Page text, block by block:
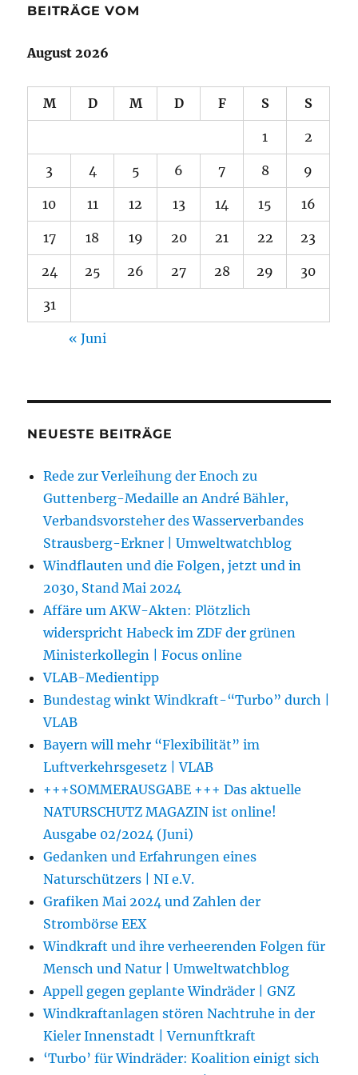
BEITRÄGE VOM
August 2026
M D M D F S S
1 2
3 4 5 6 7 8 9
10 11 12 13 14 15 16
17 18 19 20 21 22 23
24 25 26 27 28 29 30
31
« Juni
NEUESTE BEITRÄGE
Rede zur Verleihung der Enoch zu
Guttenberg-Medaille an André Bähler,
Verbandsvorsteher des Wasserverbandes
Strausberg-Erkner | Umweltwatchblog
Windflauten und die Folgen, jetzt und in
2030, Stand Mai 2024
Affäre um AKW-Akten: Plötzlich
widerspricht Habeck im ZDF der grünen
Ministerkollegin | Focus online
VLAB-Medientipp
Bundestag winkt Windkraft-“Turbo” durch |
VLAB
Bayern will mehr “Flexibilität” im
Luftverkehrsgesetz | VLAB
+++SOMMERAUSGABE +++ Das aktuelle
NATURSCHUTZ MAGAZIN ist online!
Ausgabe 02/2024 (Juni)
Gedanken und Erfahrungen eines
Naturschützers | NI e.V.
Grafiken Mai 2024 und Zahlen der
Strombörse EEX
Windkraft und ihre verheerenden Folgen für
Mensch und Natur | Umweltwatchblog
Appell gegen geplante Windräder | GNZ
Windkraftanlagen stören Nachtruhe in der
Kieler Innenstadt | Vernunftkraft
‘Turbo’ für Windräder: Koalition einigt sich